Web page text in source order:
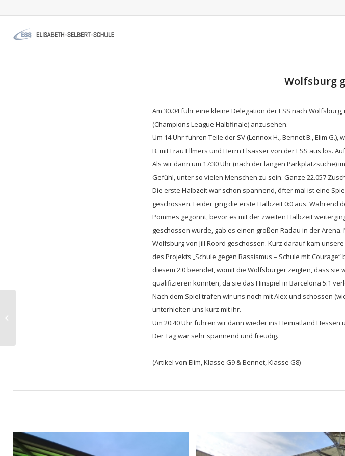
Wolfsburg
Am 30.04 fuhr eine kleine Delegation der ESS nach
(Champions League Halbfinale) anzusehen.
Um 14 Uhr fuhren Teile der SV (Lennox H., Bennet B., Elim
B. mit Frau Ellmers und Herrn Elsasser von der ESS aus los.
Als wir dann um 17:30 Uhr (nach der langen Parkplatzsuche)
Gefühl, unter so vielen Menschen zu sein. Ganze 22.057
Die erste Halbzeit war schon spannend, öfter mal ist eine
geschossen. Leider ging die erste Halbzeit 0:0 aus.
Pommes gegönnt, bevor es mit der zweiten Halbzeit
geschossen wurde, gab es einen großen Radau in der
Wolfsburg von Jill Roord geschossen. Kurz darauf kam
des Projekts „Schule gegen Rassismus – Schule mit
diesem 2:0 beendet, womit die Wolfsburger zeigten, dass
qualifizieren konnten, da sie das Hinspiel in Barcelona 5:1
Nach dem Spiel trafen wir uns noch mit Alex und schossen
unterhielten uns kurz mit ihr.
Um 20:40 Uhr fuhren wir dann wieder ins Heimatland Hessen
Der Tag war sehr spannend und freudig.
(Artikel von Elim, Klasse G9 & Bennet, Klasse G8)